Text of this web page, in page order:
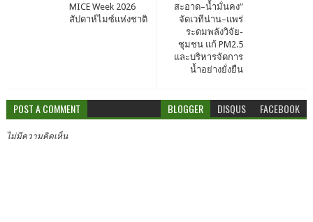
สะอาด–น้ำมั่นคง”
จัดเวทีน่าน–แพร่
ระดมพลังวิจัย-
ชุมชน แก้ PM2.5
และบริหารจัดการ
น้ำอย่างยั่งยืน
MICE Week 2026
สัปดาห์ไมซ์แห่งชาติ
POST A COMMENT BLOGGER DISQUS FACEBOOK
ไม่มีความคิดเห็น